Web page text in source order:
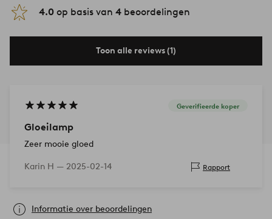
4.0 op basis van 4 beoordelingen
Toon alle reviews (1)
Geverifieerde koper
Gloeilamp
Zeer mooie gloed
Karin H — 2025-02-14 Rapport
Informatie over beoordelingen